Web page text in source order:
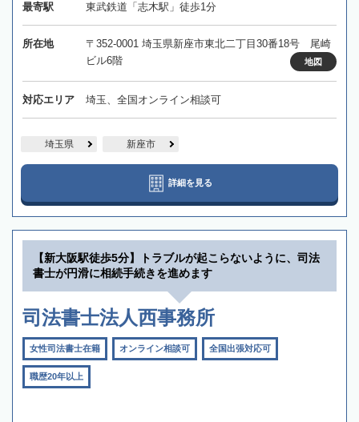
最寄駅 東武鉄道「志木駅」徒歩1分
所在地
〒352-0001 埼玉県新座市東北二丁目30番18号 尾崎
ビル6階
地図
対応エリア 埼玉、全国オンライン相談可
埼玉県 新座市
詳細を見る
【新大阪駅徒歩5分】トラブルが起こらないように、司法
書士が円滑に相続手続きを進めます
司法書士法人西事務所
女性司法書士在籍 オンライン相談可 全国出張対応可
職歴20年以上